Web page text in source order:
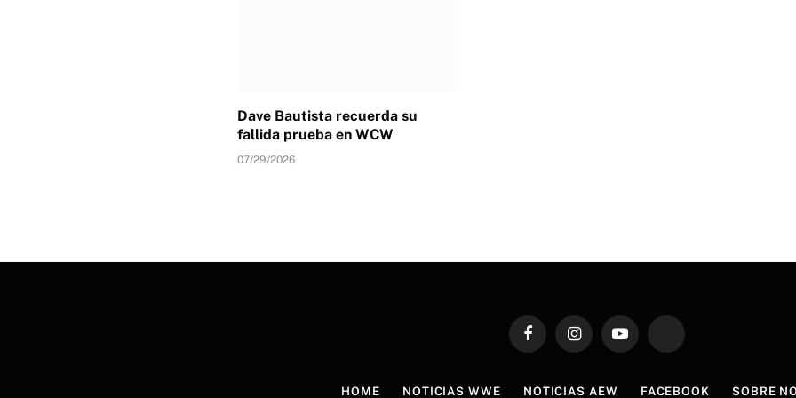
Dave Bautista recuerda su
fallida prueba en WCW
07/29/2026
FacebookInstagramYouTube TikTok
HOME NOTICIAS WWE NOTICIAS AEW FACEBOOK SOBRE